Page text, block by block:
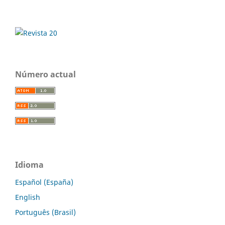
Número actual
Idioma
Español (España)
English
Português (Brasil)